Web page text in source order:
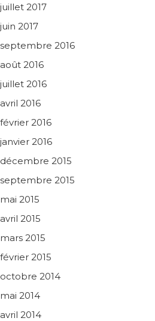
juillet 2017
juin 2017
septembre 2016
août 2016
juillet 2016
avril 2016
février 2016
janvier 2016
décembre 2015
septembre 2015
mai 2015
avril 2015
mars 2015
février 2015
octobre 2014
mai 2014
avril 2014